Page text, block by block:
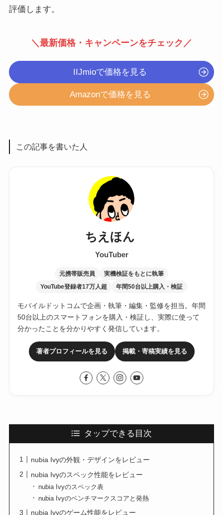
評価します。
＼最新価格・キャンペーンをチェック／
IIJmioで価格を見る
Amazonで価格を見る
この記事を書いた人
ちえほん
YouTuber
元携帯販売員 実機検証をもとに執筆
YouTube登録者17万人超 年間50台以上購入・検証
モバイルドットコムで企画・執筆・編集・監修を担当。年間
50台以上のスマートフォンを購入・検証し、実際に使って
分かったことを分かりやすく発信しています。
著者プロフィールを見る 掲載・寄稿実績を見る
タップできる目次
nubia Ivyの外観・デザインをレビュー
nubia Ivyのスペック性能をレビュー
nubia Ivyのスペック表
nubia Ivyのベンチマークスコアと発熱
nubia Ivyのゲーム性能をレビュー